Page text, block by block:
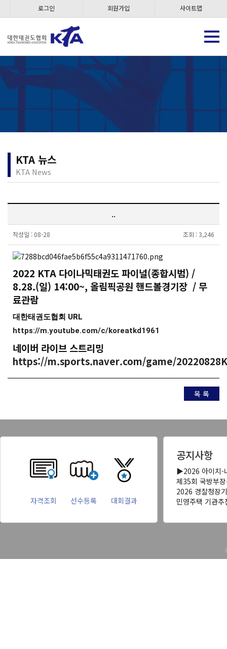
로그인 회원가입 사이트맵
KTA 뉴스
KTA News
..
작성일 : 08-28 조회 : 3,246
2022 KTA 다이나믹태권도 파이널(종합시범) /
8.28.(일) 14:00~, 올림픽공원 핸드볼경기장 / 무
료관람
https://m.youtube.com/c/koreatkd1961
네이버 라이브 스트리밍
https://m.sports.naver.com/game/
목 록
자격조회 선수등록 대회결과
공지사항
▶2026 아이치-
제35회 국방부
2026 경찰청장
민영주택 기관